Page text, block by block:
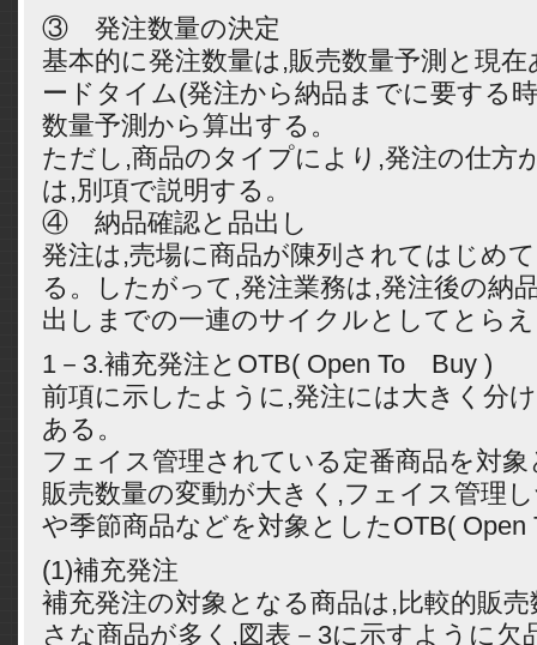
③ 発注数量の決定
基本的に発注数量は,販売数量予測と現
ードタイム(発注から納品までに要する
数量予測から算出する。
ただし,商品のタイプにより,発注の仕方
は,別項で説明する。
④ 納品確認と品出し
発注は,売場に商品が陳列されてはじめ
る。したがって,発注業務は,発注後の納
出しまでの一連のサイクルとしてとら
1－3.補充発注とOTB( Open To Buy )
前項に示したように,発注には大きく分
ある。
フェイス管理されている定番商品を対
販売数量の変動が大きく,フェイス管理
や季節商品などを対象としたOTB( Open
(1)補充発注
補充発注の対象となる商品は,比較的販
さな商品が多く,図表－3に示すように欠